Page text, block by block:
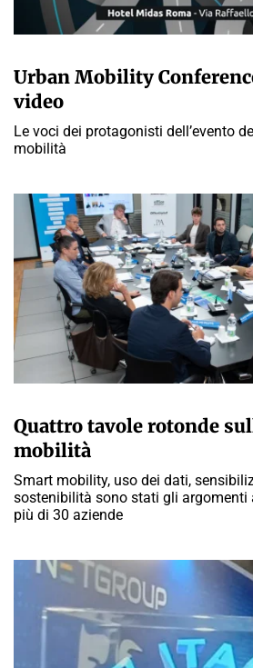
Urban Mobility
video
Le voci dei protagonisti dell’evento
mobilità
Quattro tavole rotonde
mobilità
Smart mobility, uso dei dati,
sostenibilità sono stati gli
più di 30 aziende